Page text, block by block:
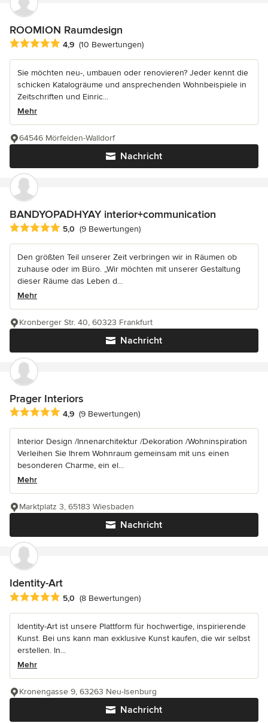
ROOMION Raumdesign
Durchschnittliche Bewertung: 4.9 von 5 Sternen
4,9 (10 Bewertungen)
Sie möchten neu-, umbauen oder renovieren? Jeder kennt die
schicken Katalogräume und ansprechenden Wohnbeispiele in
Zeitschriften und Einric...
Mehr
Nachricht
64546 Mörfelden-Walldorf
BANDYOPADHYAY interior+communication
Durchschnittliche Bewertung: 5 von 5 Sternen
5,0 (9 Bewertungen)
Den größten Teil unserer Zeit verbringen wir in Räumen ob
zuhause oder im Büro. „Wir möchten mit unserer Gestaltung
dieser Räume das Leben d...
Mehr
Nachricht
Kronberger Str. 40, 60323 Frankfurt
Prager Interiors
Durchschnittliche Bewertung: 4.9 von 5 Sternen
4,9 (9 Bewertungen)
Interior Design /Innenarchitektur /Dekoration /Wohninspiration
Verleihen Sie Ihrem Wohnraum gemeinsam mit uns einen
besonderen Charme, ein el...
Mehr
Nachricht
Marktplatz 3, 65183 Wiesbaden
Identity-Art
Durchschnittliche Bewertung: 5 von 5 Sternen
5,0 (8 Bewertungen)
Identity-Art ist unsere Plattform für hochwertige, inspirierende
Kunst. Bei uns kann man exklusive Kunst kaufen, die wir selbst
erstellen. In...
Mehr
Nachricht
Kronengasse 9, 63263 Neu-Isenburg